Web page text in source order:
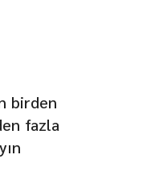
birden
fazla